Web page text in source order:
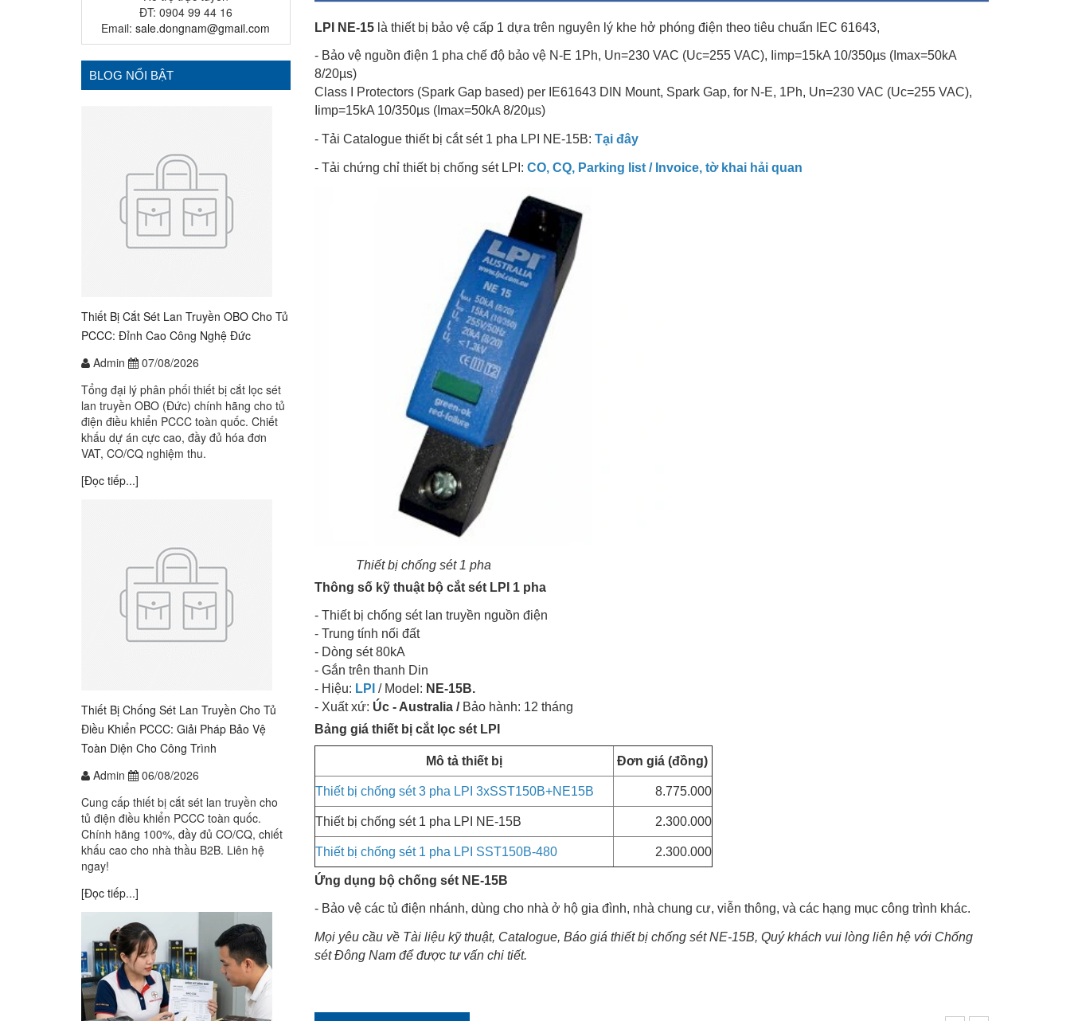
LPI NE-15là thiết bị bảo vệ cấp 1 dựa trên nguyên lý khe hở phóng điện theo tiêu chuẩn IEC 61643,
- Bảo vệ nguồn điện 1 pha chế độ bảo vệ N-E 1Ph, Un=230 VAC (Uc=255 VAC), Iimp=15kA 10/350µs (Imax=50kA
8/20µs)
Class I Protectors (Spark Gap based) per IE61643 DIN Mount, Spark Gap, for N-E, 1Ph, Un=230 VAC (Uc=255 VAC),
Iimp=15kA 10/350µs (Imax=50kA 8/20µs)
- Tải Catalogue thiết bị cắt sét 1 pha LPI NE-15B: Tại đây
- Tải chứng chỉ thiết bị chống sét LPI: CO, CQ, Parking list/ Invoice, tờ khai hải quan
Thiết bị chống sét 1 pha
Thông số kỹ thuật bộ cắt sét LPI 1 pha
- Thiết bị chống sét lan truyền nguồn điện
- Trung tính nối đất
- Dòng sét 80kA
- Gắn trên thanh Din
- Hiệu: LPI / Model: NE-15B.
- Xuất xứ: Úc - Australia /Bảo hành: 12 tháng
Bảng giá thiết bị cắt lọc sét LPI
Mô tả thiết bị Đơn giá (đồng)
Thiết bị chống sét 3 pha LPI 3xSST150B+NE15B 8.775.000
Thiết bị chống sét 1 pha LPI NE-15B 2.300.000
Thiết bị chống sét 1 pha LPI SST150B-480 2.300.000
Ứng dụng bộ chống sét NE-15B
- Bảo vệ các tủ điện nhánh, dùng cho nhà ở hộ gia đình, nhà chung cư, viễn thông, và các hạng mục công trình khác.
Mọi yêu cầu về Tài liệu kỹ thuật, Catalogue, Báo giá thiết bị chống sét NE-15B, Quý khách vui lòng liên hệ với Chống
sét Đông Nam để được tư vấn chi tiết.
ĐT: 0904 99 44 16
Email:sale.dongnam@gmail.com
BLOG NỔI BẬT
Thiết Bị Cắt Sét Lan Truyền OBO Cho Tủ
PCCC: Đỉnh Cao Công Nghệ Đức
Admin
07/08/2026
Tổng đại lý phân phối thiết bị cắt lọc sét
lan truyền OBO (Đức) chính hãng cho tủ
điện điều khiển PCCC toàn quốc. Chiết
khấu dự án cực cao, đầy đủ hóa đơn
VAT, CO/CQ nghiệm thu.
[Đọc tiếp...]
Thiết Bị Chống Sét Lan Truyền Cho Tủ
Điều Khiển PCCC: Giải Pháp Bảo Vệ
Toàn Diện Cho Công Trình
Admin
06/08/2026
Cung cấp thiết bị cắt sét lan truyền cho
tủ điện điều khiển PCCC toàn quốc.
Chính hãng 100%, đầy đủ CO/CQ, chiết
khấu cao cho nhà thầu B2B. Liên hệ
ngay!
[Đọc tiếp...]